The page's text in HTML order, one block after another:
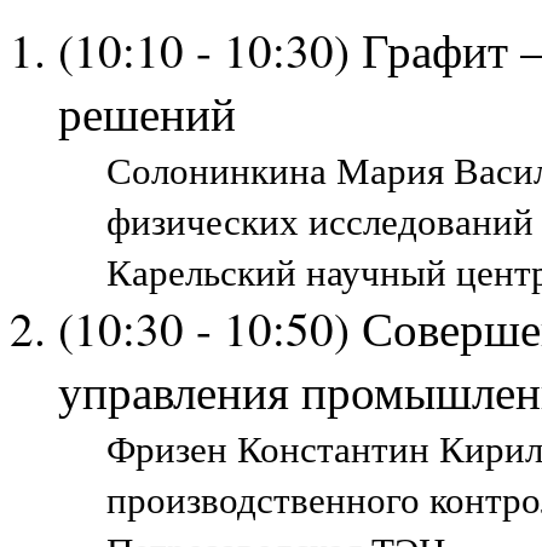
(10:10 - 10:30) Графит
решений
Солонинкина Мария
физических
Карельский научный
(10:30 - 10:50)
управления
Фризен Константин
производственного